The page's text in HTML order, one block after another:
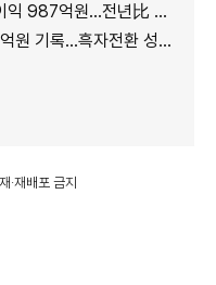
억원...전년比 118% 증가
기록...흑자전환 성공
재배포 금지